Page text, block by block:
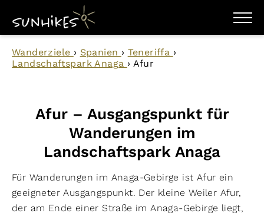
WANDERZIELE
WANDERUNGEN
ENTDECKEN
Wanderziele › Spanien › Teneriffa ›
Landschaftspark Anaga › Afur
Afur – Ausgangspunkt für
Wanderungen im
Landschaftspark Anaga
Für Wanderungen im Anaga-Gebirge ist Afur ein
geeigneter Ausgangspunkt. Der kleine Weiler Afur,
der am Ende einer Straße im Anaga-Gebirge liegt,